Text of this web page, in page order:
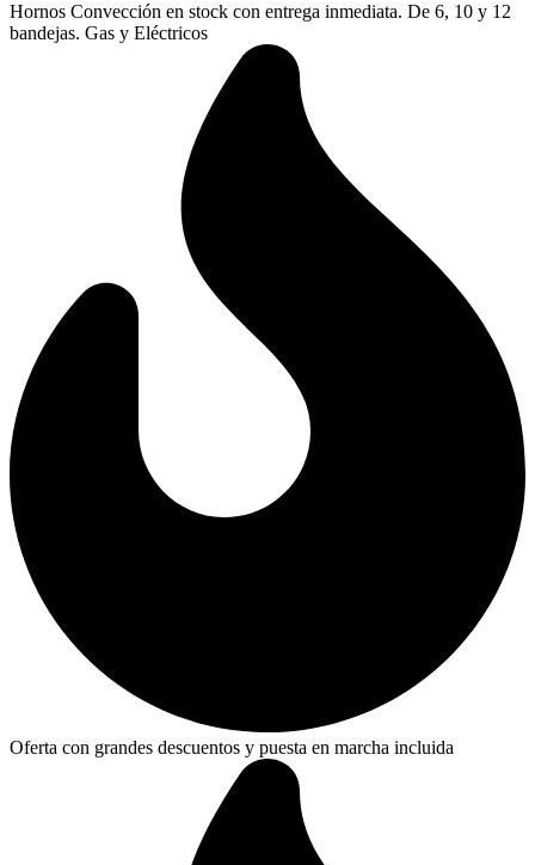
Hornos Convección en stock con entrega inmediata. De 6, 10 y 12
bandejas. Gas y Eléctricos
Oferta con grandes descuentos y puesta en marcha incluida